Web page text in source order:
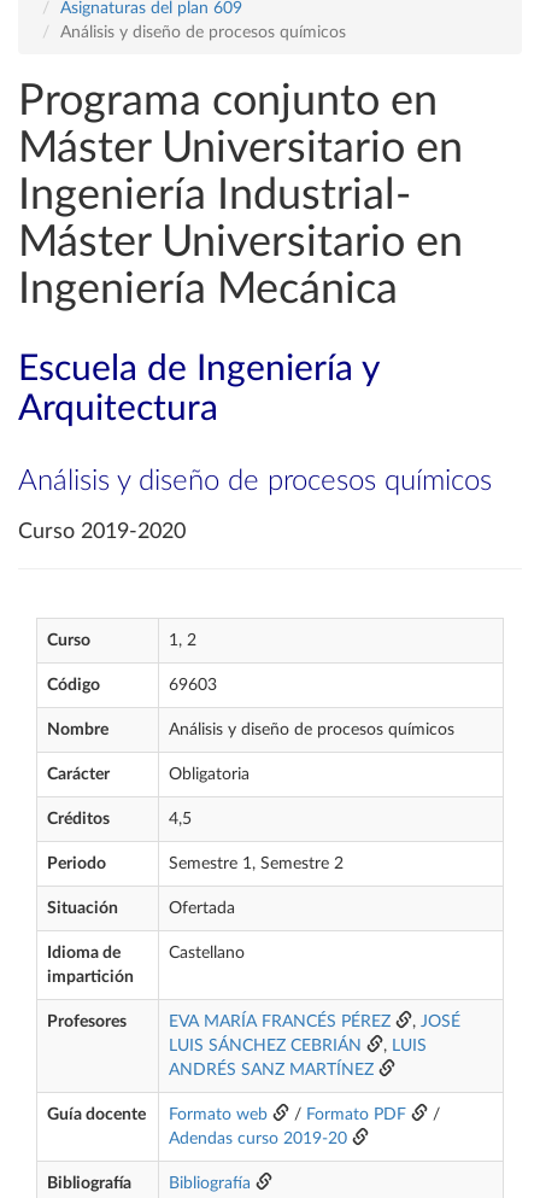
Asignaturas del plan 609
Análisis y diseño de procesos químicos
Programa conjunto en
Máster Universitario en
Ingeniería Industrial-
Máster Universitario en
Ingeniería Mecánica
Escuela de Ingeniería y
Arquitectura
Análisis y diseño de procesos químicos
Curso 2019-2020
Curso 1, 2
Código 69603
Nombre Análisis y diseño de procesos químicos
Carácter Obligatoria
Créditos 4,5
Periodo Semestre 1, Semestre 2
Situación Ofertada
Idioma de
impartición
Castellano
Profesores EVA MARÍA FRANCÉS PÉREZ , JOSÉ
LUIS SÁNCHEZ CEBRIÁN
, LUIS
ANDRÉS SANZ MARTÍNEZ
Guía docente Formato web / Formato PDF
/
Adendas curso 2019-20
Bibliografía
Bibliografía